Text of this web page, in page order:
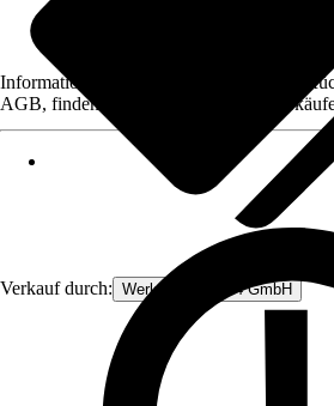
Verkauf durch: Werkzeugstore24 GmbH
Informationen des Verkäufers, wie z. B.
AGB, finden Sie bei Klick auf den